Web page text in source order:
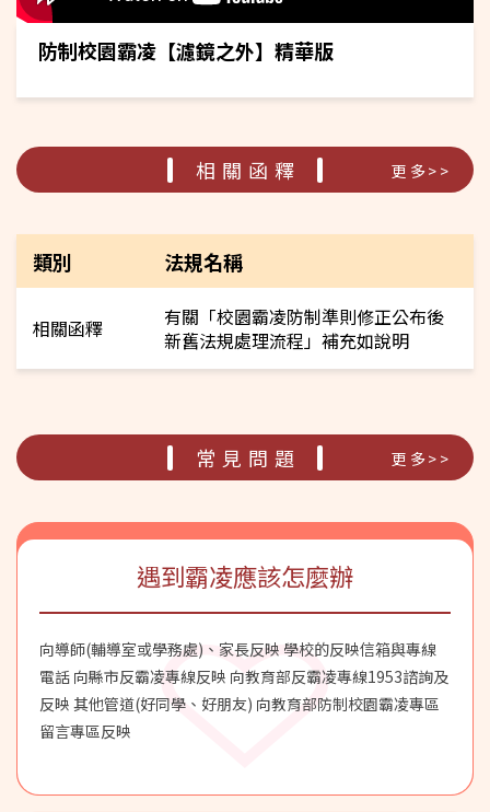
理：鼓勵聆聽他人的聲音，對於可能因個人特質、身心狀況
或處境而遭受誤解的同學，透過傾聽跟理解，增進對彼此的
同理，化解人際間的隔閡。 3. 【看！】發現徵兆，察覺問
力，並建立有效通報與處理機制，培養對周遭環境與人際互
號，共同探索解決方案，看見改善的契機與希望。 (二)校園
霸凌防制準則明訂學校每學期應辦理校園霸凌防制及輔導知
能相關之在職進修活動，或結合校務會議、導師會議或教師
制之知能、意識及處理能力。利用各項教育及宣導活動，向
校長及教職員工說明校園霸凌防制理念及事件調和、調查、
處理程序，鼓勵校長及教職員工依法檢舉，以利學校即時因
應及調和、調查、處理。 (三)為確保每位學生都能獲得即時
且有效的協助，本部持續強化各項求助與輔導機制。當學校
知悉或接獲疑似霸凌或不當行為的檢舉時，立即啟動關懷輔
導，並初步判斷是否為調查學校，事件經查證後，對涉及不
困擾，都應勇於求助，包含向學校反映，本部設置24小時專
人協助之「教育部反霸凌專線電話1953」以及反霸凌專區留
（市）政府教育局（處）依據地方特性訂定友善校園週實施
規劃以多元、活潑方式辦理「停！聽！看！一起『調』出
導成效。 (五)請各大專校院依據本部「大專院校防制學生藥
物濫用服務學習模式」方案，主動聯繫鄰近國中、國小協助
「友善校園週」教育宣導活動。
防制校園霸凌【濾鏡之外】精華版
相關函釋 更多>>
類別 法規名稱
相關函釋
有關「校園霸凌防制準則修正公布後
新舊法規處理流程」補充如說明
常見問題 更多>>
遇到霸凌應該怎麼辦
向導師(輔導室或學務處)、家長反映 學校的反映信箱與專線
電話 向縣市反霸凌專線反映 向教育部反霸凌專線1953諮詢及
反映 其他管道(好同學、好朋友) 向教育部防制校園霸凌專區
留言專區反映